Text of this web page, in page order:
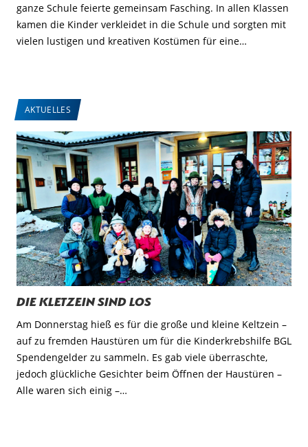
ganze Schule feierte gemeinsam Fasching. In allen Klassen
kamen die Kinder verkleidet in die Schule und sorgten mit
vielen lustigen und kreativen Kostümen für eine…
AKTUELLES
Die Kletzein sind los
Am Donnerstag hieß es für die große und kleine Keltzein –
auf zu fremden Haustüren um für die Kinderkrebshilfe BGL
Spendengelder zu sammeln. Es gab viele überraschte,
jedoch glückliche Gesichter beim Öffnen der Haustüren –
Alle waren sich einig –…